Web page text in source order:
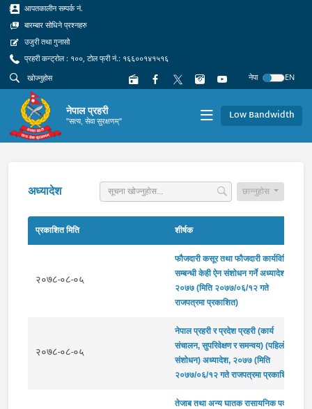
आपतकालीन सम्पर्क नं.
बारम्बार सोधिने प्रश्नहरु
उजुरी तथा गुनासो
प्रहरी कन्ट्रोल : १००, टोल फ्री नं.: १६६००१४१५१६
नेपा
EN
नेपाल प्रहरी
"सत्य, सेवा सुरक्षणम्" Low Bandwidth
अध्यादेश छान्नुहोस
प्रकाशित मिति शीर्षक
२०७८-०८-०५
फौजदारी कसूर तथा फौजदारी कार्यविधि
सम्बन्धी केही ऐन संशोधन गर्ने अध्यादेश,
२०७७ (मिति २०७७/०६/१२ गते
राजपत्रमा प्रकाशित)
२०७८-०८-०५
नेपाल प्रहरी र प्रदेश प्रहरी (कार्य
संचालन, सुपरिवेक्षण र समन्वय) (पहिलो
संशोधन) अध्यादेश, २०७७ (मिति
२०७७/०६/१२ गते राजपत्रमा प्रकाशित)
तेजाब तथा अन्य घातक रासायनिक पदार्थ